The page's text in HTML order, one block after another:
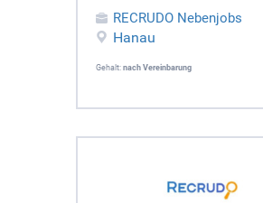
RECRUDO Nebenjobs
Hanau
Gehalt: nach Vereinbarung